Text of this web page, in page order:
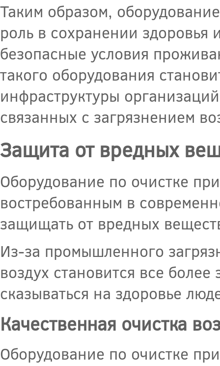
Таким образом,
роль в сохранении
безопасные условия
такого оборудования
инфраструктуры
связанных с загрязнением
Защита от вредных
Оборудование по очистке
востребованным в
защищать от вредных
Из-за промышленного
воздух становится все
сказываться на здоровье
Качественная очистка
Оборудование по очистке